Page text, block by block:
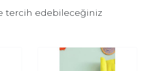
tercih edebileceğiniz